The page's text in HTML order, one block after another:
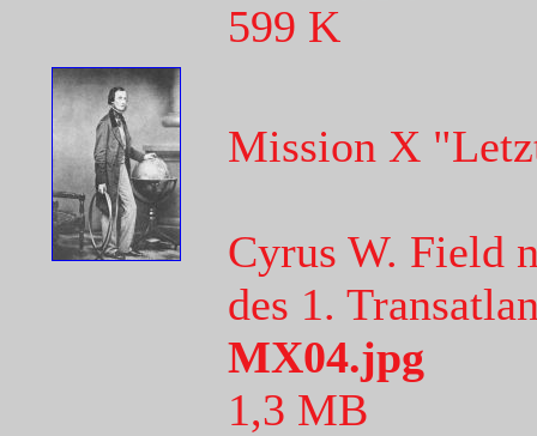
599 K
Mission X
Cyrus W. Field
des 1.
MX04.jpg
1,3 MB